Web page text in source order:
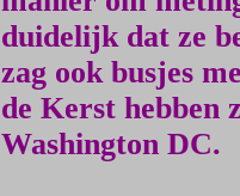
duidelijk dat ze
zag ook busjes
de Kerst hebben
Washington DC.